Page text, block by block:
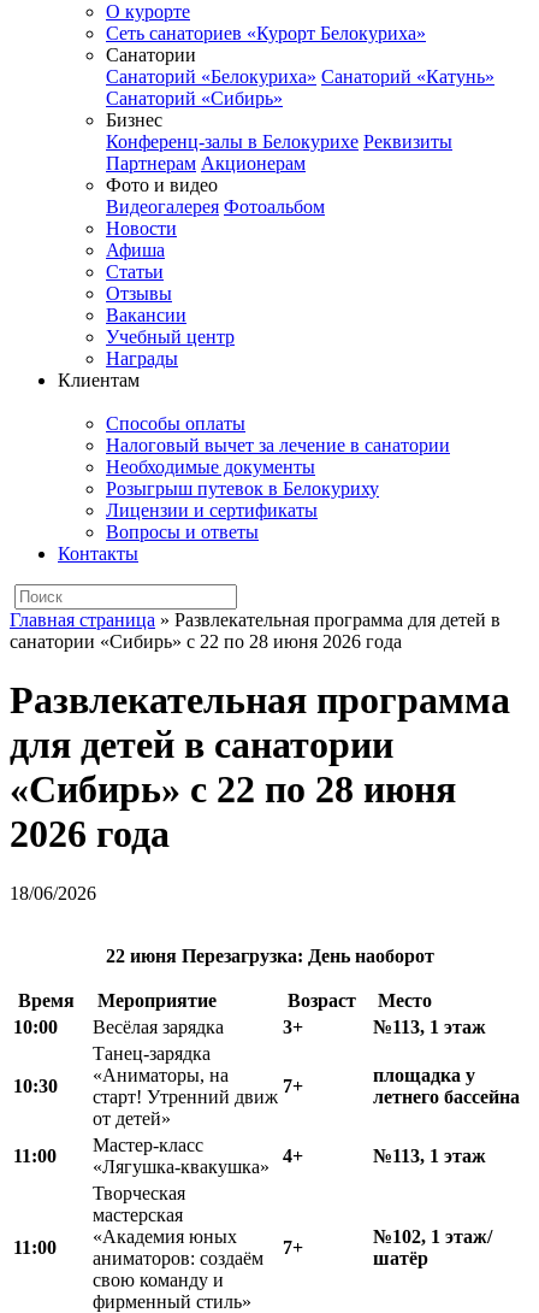
О курорте
Сеть санаториев «Курорт Белокуриха»
Санатории
Санаторий «Белокуриха» Санаторий «Катунь»
Санаторий «Сибирь»
Бизнес
Конференц-залы в Белокурихе Реквизиты
Партнерам Акционерам
Фото и видео
Видеогалерея Фотоальбом
Новости
Афиша
Статьи
Отзывы
Вакансии
Учебный центр
Награды
Клиентам
Способы оплаты
Налоговый вычет за лечение в санатории
Необходимые документы
Розыгрыш путевок в Белокуриху
Лицензии и сертификаты
Вопросы и ответы
Контакты
Главная страница » Развлекательная программа для детей в
санатории «Сибирь» с 22 по 28 июня 2026 года
Развлекательная программа
для детей в санатории
«Сибирь» с 22 по 28 июня
2026 года
18/06/2026
22 июня Перезагрузка: День наоборот
Время Мероприятие Возраст
Место
10:00
Весёлая зарядка 3+ №113, 1 этаж
10:30
Танец-зарядка
«Аниматоры, на
старт! Утренний движ
от детей»
7+
площадка у
летнего бассейна
11:00
Мастер-класс
«Лягушка-квакушка»
4+ №113, 1 этаж
11:00
Творческая
мастерская
«Академия юных
аниматоров: создаём
свою команду и
фирменный стиль»
7+
№102, 1 этаж/
шатёр